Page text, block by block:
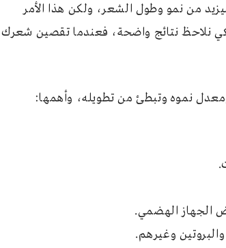
من نمو وطول الشعر، ولكن هذا الأمر
نلاحظ نتائج واضحة، فعندما تقصين شعرك
نموه وتبطئ من تطويله، وأهمها:
الجهاز الهضمي.
وغيرهم.